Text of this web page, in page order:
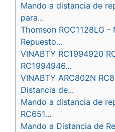
Mando a distancia de
para...
Thomson ROC1128LG
Repuesto...
VINABTY RC1994920
RC1994946...
VINABTY ARC802N
Distancia de...
Mando a distancia de
RC651...
Mando a Distancia de